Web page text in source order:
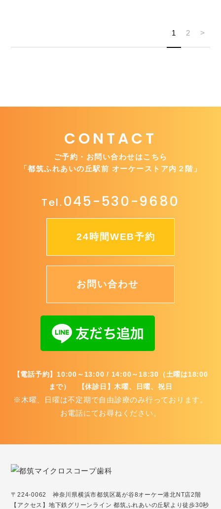
1 2 >
CONTACT
ご予約・お問い合わせはこちら
「都筑ふれあいの丘駅前 オーケーストア内２階」
Tel.045-530-9680
24時間WEB予約
お問い合わせ
【電話予約】10:00～13:00 / 14:00～18:30（土曜は18:00
まで） 【休診日】木曜、日曜、祝日
※木曜、日曜は不定期で自由診療のみ行っております。
お電話にてお尋ねください。
〒224-0062 神奈川県横浜市都筑区葛が谷8オーケー港北NT店2階
【アクセス】地下鉄グリーンライン 都筑ふれあいの丘駅より徒歩30秒